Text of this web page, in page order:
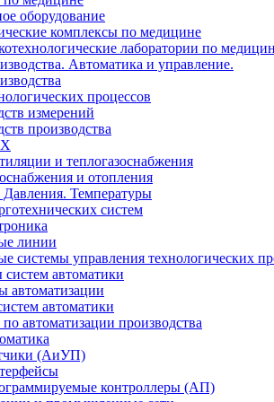
оборудование
комплексы по медицине
лаборатории по
Автоматика и управление.
процессов
измерений
производства
и теплогазоснабжения
и отопления
Давления. Температуры
систем
линии
системы управления технологических
автоматики
автоматизации
автоматики
автоматизации производства
(АиУП)
контроллеры (АП)